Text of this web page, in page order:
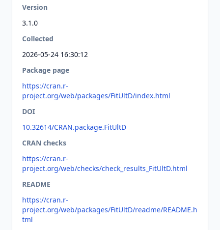
Version
3.1.0
Collected
2026-05-24 16:30:12
Package page
https://cran.r-
project.org/web/packages/FitUltD/index.html
DOI
10.32614/CRAN.package.FitUltD
CRAN checks
https://cran.r-
project.org/web/checks/check_results_FitUltD.html
README
https://cran.r-
project.org/web/packages/FitUltD/readme/README.h
tml